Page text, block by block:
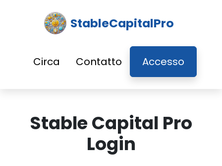
StableCapitalPro
Circa Contatto Accesso
Stable Capital Pro
Login